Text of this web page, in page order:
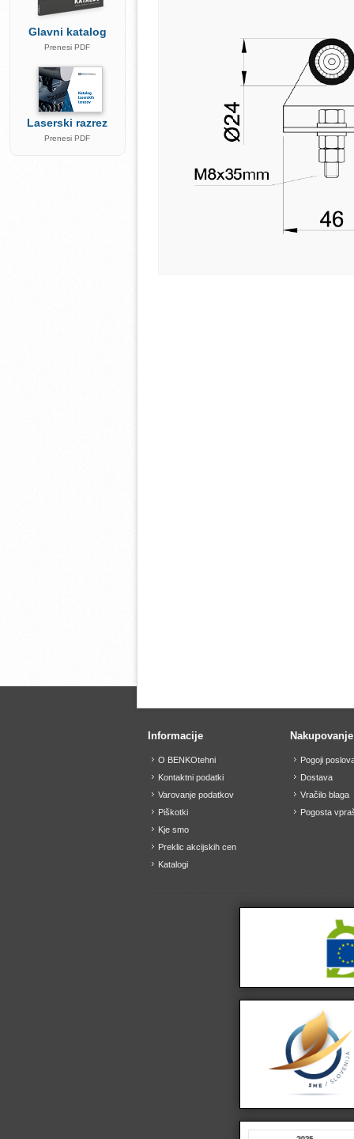
Glavni katalog
Prenesi PDF
Laserski razrez
Prenesi PDF
Informacije
O BENKOtehni
Kontaktni podatki
Varovanje podatkov
Piškotki
Kje smo
Preklic akcijskih cen
Katalogi
Pogoji
Dostava
Vračilo blaga
Pogosta